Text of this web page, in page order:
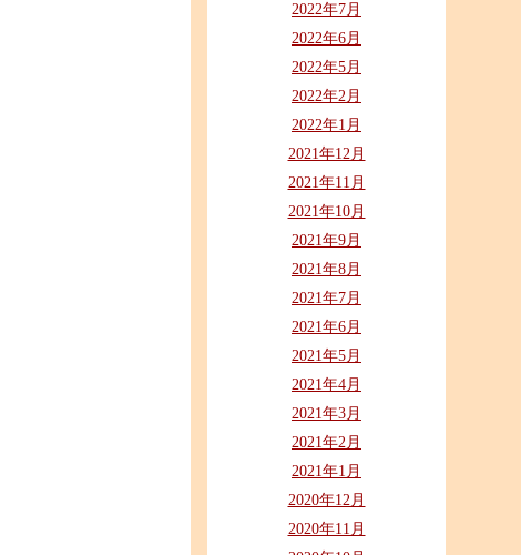
2022年7月
2022年6月
2022年5月
2022年2月
2022年1月
2021年12月
2021年11月
2021年10月
2021年9月
2021年8月
2021年7月
2021年6月
2021年5月
2021年4月
2021年3月
2021年2月
2021年1月
2020年12月
2020年11月